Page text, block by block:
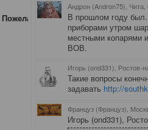
Андрон (Andron75), Чита
В прошлом году
приборами утром
местными копарями
ВОВ.
Игорь (ond331), Ростов-
Такие вопросы
задавать http://
Француз (Француз),
Игорь (ond331),
Пожелания, замечания.